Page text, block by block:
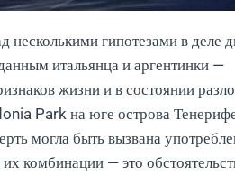
несколькими гипотезами в деле
итальянца и аргентинки —
жизни и в состоянии
Park на юге острова
могла быть вызвана
комбинации — это